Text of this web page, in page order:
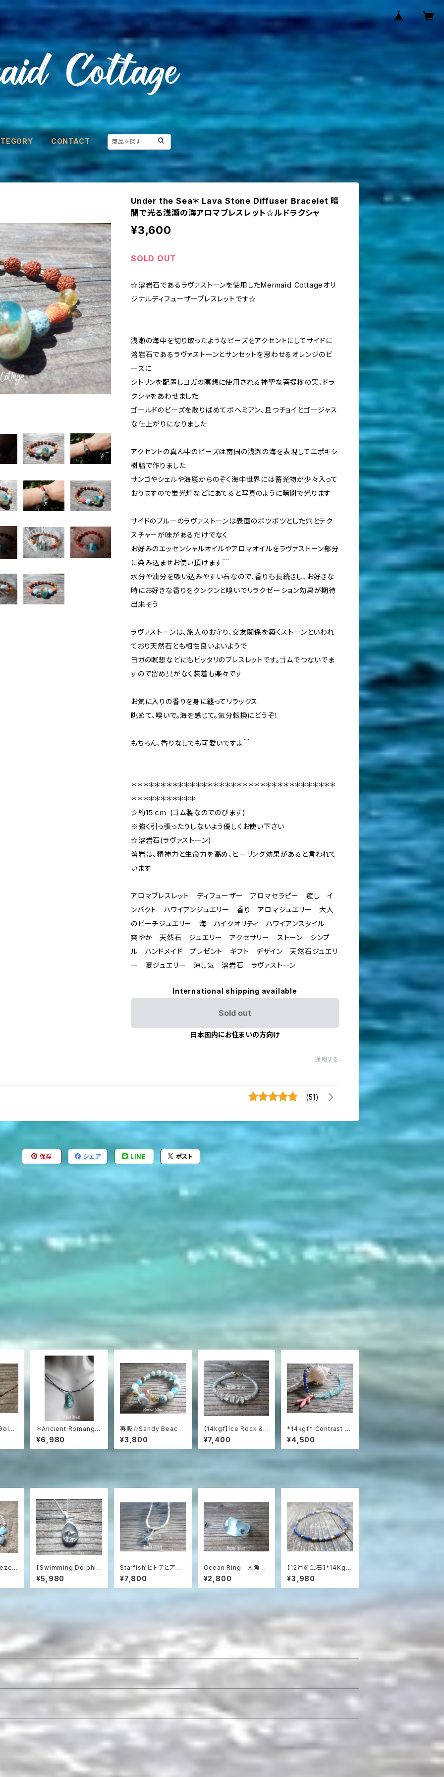
CONTACT
Under the Sea＊ Lava Stone Diffuser Bracelet 暗
闇で光る浅瀬の海アロマブレスレット☆ルドラクシャ
¥3,600
SOLD OUT
☆溶岩石であるラヴァストーンを使用したMermaid Cottageオリ
ジナルディフューザーブレスレットです☆
浅瀬の海中を切り取ったようなビーズをアクセントにしてサイドに
溶岩石であるラヴァストーンとサンセットを思わせるオレンジのビ
ーズに
シトリンを配置しヨガの瞑想に使用される神聖な菩提樹の実、ドラ
クシャをあわせました
ゴールドのビーズを散りばめてボヘミアン、且つチョイとゴージャス
な仕上がりになりました
アクセントの真ん中のビーズは南国の浅瀬の海を表現してエポキシ
樹脂で作りました
サンゴやシェルや海底からのぞく海中世界には蓄光物が少々入って
おりますので蛍光灯などにあてると写真のように暗闇で光ります
サイドのブルーのラヴァストーンは表面のボツボツとした穴とテク
スチャーが味があるだけでなく
お好みのエッセンシャルオイルやアロマオイルをラヴァストーン部分
に染み込ませお使い頂けます＾＾
水分や油分を吸い込みやすい石なので、香りも長続きし、お好きな
時にお好きな香りをクンクンと嗅いでリラクゼーション効果が期待
出来そう
ラヴァストーンは、旅人のお守り、交友関係を築くストーンといわれ
ており天然石とも相性良いよいようで
ヨガの瞑想などにもピッタリのブレスレットです。ゴムでつないでま
すので留め具がなく装着も楽々です
お気に入りの香りを身に纏ってリラックス
眺めて、嗅いで。海を感じて。気分転換にどうぞ！
もちろん、香りなしでも可愛いですよ＾＾
＊＊＊＊＊＊＊＊＊＊＊＊＊＊＊＊＊＊＊＊＊＊＊＊＊＊＊＊＊＊＊＊＊＊＊
＊＊＊＊＊＊＊＊＊＊＊
☆約1５ｃｍ (ゴム製なのでのびます)
※強く引っ張ったりしないよう優しくお使い下さい
☆溶岩石(ラヴァストーン)
溶岩は、精神力と生命力を高め、ヒーリング効果があると言われて
います
アロマブレスレット ディフューザー アロマセラピー 癒し イ
ンパクト ハワイアンジュエリー 香り アロマジュエリー 大人
のビーチジュエリー 海 ハイクオリティ ハワイアンスタイル
爽やか 天然石 ジュエリー アクセサリー ストーン シンプ
ル ハンドメイド プレゼント ギフト デザイン 天然石ジュエリ
ー 夏ジュエリー 涼し気 溶岩石 ラヴァストーン
International shipping available
Sold out
日本国内にお住まいの方向け
通報する
(51)
保存 シェア LINE ポスト
＊Ancient Romangla
ss Necklace3WAY☆
ローマングラス ブラック
スピネルネックレス☆ユ
¥6,980
再販☆Sandy Beach
＊ Essential Oil Dif
fuser Bracelet
¥3,800
【14kgf】Ice Rock &
Sea 氷粒のハーキマー
＆アクアマリンブレスレ
ット
¥7,400
*14kgf* Contrast O
cean Bracelet 海
のコントラスト☆ハーフ
＆ハーフブレスレット
¥4,500
【Swimming Dolphin
s】カルセドニーの海を
泳ぐイルカのネックレス
/ SV925
¥5,980
Starfish!ヒトデとアク
アマリンのネックレス
sv925
¥7,800
Ocean Ring 人魚が
泳ぐクリア・エメラルドグ
リーンのぽってりリング
¥2,800
【12月誕生石】*14Kgf*
Tiny Lapislazuli Bra
celet
¥3,980